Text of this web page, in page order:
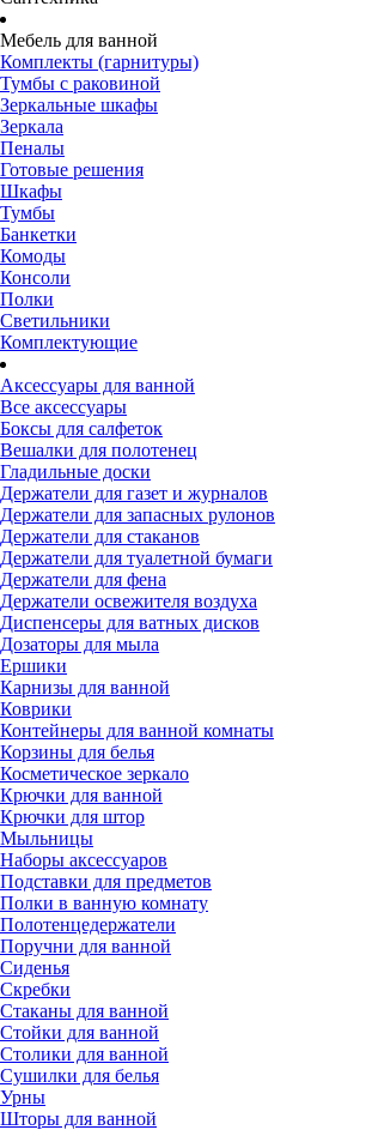
Мебель для ванной
Комплекты (гарнитуры)
Тумбы с раковиной
Зеркальные шкафы
Зеркала
Пеналы
Готовые решения
Шкафы
Тумбы
Банкетки
Комоды
Консоли
Полки
Светильники
Комплектующие
Аксессуары для ванной
Все аксессуары
Боксы для салфеток
Вешалки для полотенец
Гладильные доски
Держатели для газет и журналов
Держатели для запасных рулонов
Держатели для стаканов
Держатели для туалетной бумаги
Держатели для фена
Держатели освежителя воздуха
Диспенсеры для ватных дисков
Дозаторы для мыла
Ершики
Карнизы для ванной
Коврики
Контейнеры для ванной комнаты
Корзины для белья
Косметическое зеркало
Крючки для ванной
Крючки для штор
Мыльницы
Наборы аксессуаров
Подставки для предметов
Полки в ванную комнату
Полотенцедержатели
Поручни для ванной
Сиденья
Скребки
Стаканы для ванной
Стойки для ванной
Столики для ванной
Сушилки для белья
Урны
Шторы для ванной